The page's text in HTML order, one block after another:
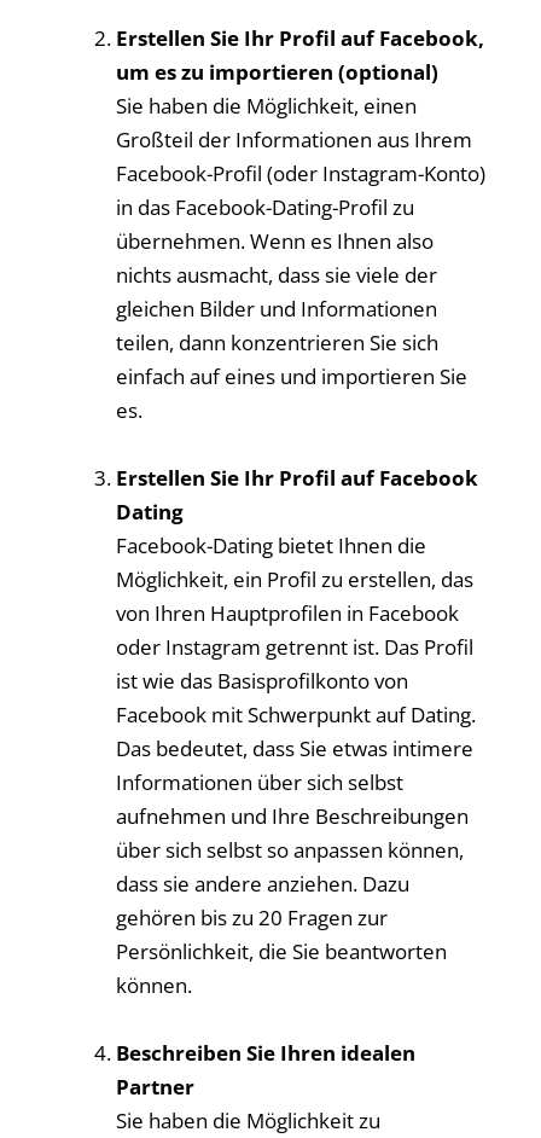
Erstellen Sie Ihr Profil auf Facebook,
um es zu importieren (optional)
Sie haben die Möglichkeit, einen
Großteil der Informationen aus Ihrem
Facebook-Profil (oder Instagram-Konto)
in das Facebook-Dating-Profil zu
übernehmen. Wenn es Ihnen also
nichts ausmacht, dass sie viele der
gleichen Bilder und Informationen
teilen, dann konzentrieren Sie sich
einfach auf eines und importieren Sie
es.
Erstellen Sie Ihr Profil auf Facebook
Dating
Facebook-Dating bietet Ihnen die
Möglichkeit, ein Profil zu erstellen, das
von Ihren Hauptprofilen in Facebook
oder Instagram getrennt ist. Das Profil
ist wie das Basisprofilkonto von
Facebook mit Schwerpunkt auf Dating.
Das bedeutet, dass Sie etwas intimere
Informationen über sich selbst
aufnehmen und Ihre Beschreibungen
über sich selbst so anpassen können,
dass sie andere anziehen. Dazu
gehören bis zu 20 Fragen zur
Persönlichkeit, die Sie beantworten
können.
Beschreiben Sie Ihren idealen
Partner
Sie haben die Möglichkeit zu